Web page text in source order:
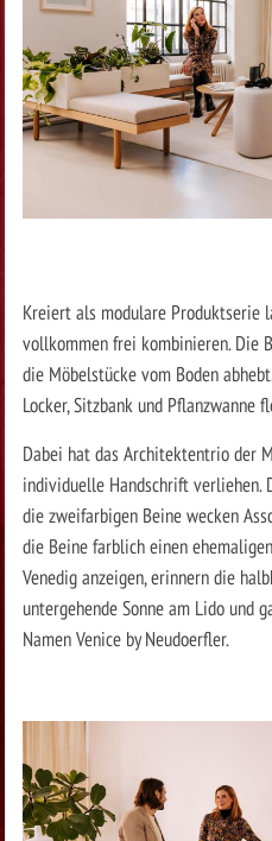
Kreiert als modulare Produktserie
vollkommen frei kombinieren. Die
die Möbelstücke vom Boden
Locker, Sitzbank und Pflanzwanne
Dabei hat das Architektentrio der
individuelle Handschrift verliehen.
die zweifarbigen Beine wecken
die Beine farblich einen
Venedig anzeigen, erinnern die
untergehende Sonne am Lido und
Namen Venice by Neudoerfler.